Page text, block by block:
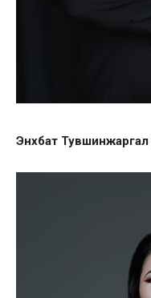
Энхбат Тувшинжаргал